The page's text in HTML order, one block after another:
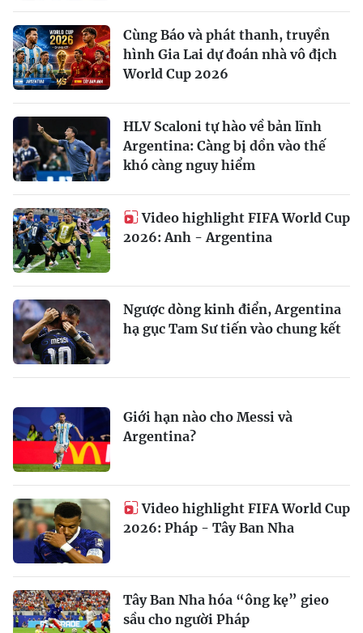
Cùng Báo và phát thanh, truyền
hình Gia Lai dự đoán nhà vô địch
World Cup 2026
HLV Scaloni tự hào về bản lĩnh
Argentina: Càng bị dồn vào thế
khó càng nguy hiểm
Video highlight FIFA World Cup
2026: Anh - Argentina
Ngược dòng kinh điển, Argentina
hạ gục Tam Sư tiến vào chung kết
Giới hạn nào cho Messi và
Argentina?
Video highlight FIFA World Cup
2026: Pháp - Tây Ban Nha
Tây Ban Nha hóa “ông kẹ” gieo
sầu cho người Pháp